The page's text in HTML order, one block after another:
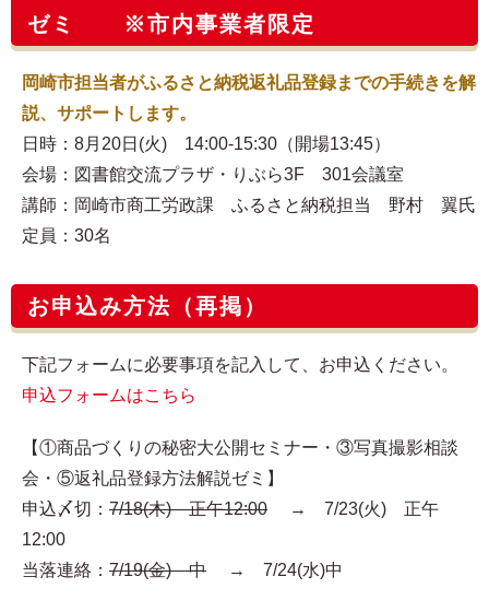
ゼミ ※市内事業者限定
岡崎市担当者がふるさと納税返礼品登録までの手続きを解
説、サポートします。
日時：8月20日(火) 14:00-15:30（開場13:45）
会場：図書館交流プラザ・りぶら3F 301会議室
講師：岡崎市商工労政課 ふるさと納税担当 野村 翼氏
定員：30名
お申込み方法（再掲）
下記フォームに必要事項を記入して、お申込ください。
申込フォームはこちら
【①商品づくりの秘密大公開セミナー・③写真撮影相談
会・⑤返礼品登録方法解説ゼミ】
申込〆切： 7/18(木) 正午12:00 → 7/23(火) 正午
12:00
当落連絡： 7/19(金) 中 → 7/24(水)中